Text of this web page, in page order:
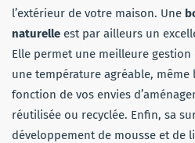
l’extérieur de votre maison. Une
naturelle est par ailleurs un
Elle permet une meilleure
une température agréable, même
fonction de vos envies
réutilisée ou recyclée. Enfin, sa
développement de mousse et de